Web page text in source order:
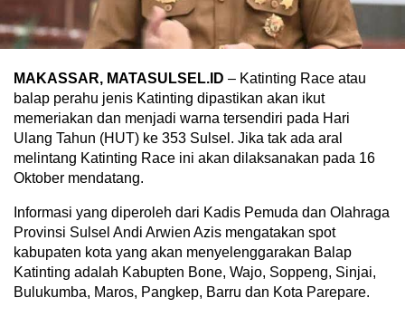
MAKASSAR, MATASULSEL.ID – Katinting Race atau
balap perahu jenis Katinting dipastikan akan ikut
memeriakan dan menjadi warna tersendiri pada Hari
Ulang Tahun (HUT) ke 353 Sulsel. Jika tak ada aral
melintang Katinting Race ini akan dilaksanakan pada 16
Oktober mendatang.
Informasi yang diperoleh dari Kadis Pemuda dan Olahraga
Provinsi Sulsel Andi Arwien Azis mengatakan spot
kabupaten kota yang akan menyelenggarakan Balap
Katinting adalah Kabupten Bone, Wajo, Soppeng, Sinjai,
Bulukumba, Maros, Pangkep, Barru dan Kota Parepare.